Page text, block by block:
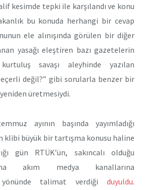
kesimde tepki ile karşılandı ve konu
bu konuda herhangi bir cevap
ele alınışında görülen bir diğer
yasağı eleştiren bazı gazetelerin
savaşı aleyhinde yazılan
değil?” gibi sorularla benzer bir
üretmesiydi.
ayının başında yayımladığı
klibi büyük bir tartışma konusu haline
gün RTÜK’ün, sakıncalı olduğu
akım medya kanallarına
yönünde talimat verdiği duyuldu.